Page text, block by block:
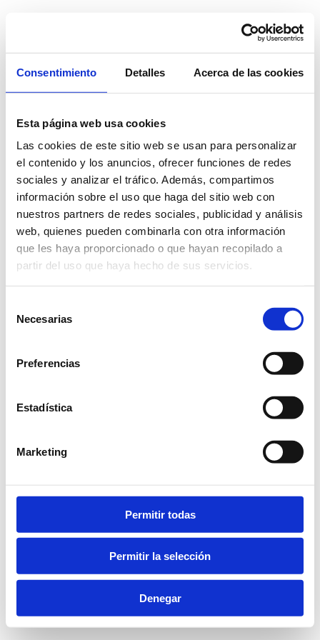
Consentimiento Detalles Acerca de las cookies
Esta página web usa cookies
Las cookies de este sitio web se usan para personalizar
el contenido y los anuncios, ofrecer funciones de redes
sociales y analizar el tráfico. Además, compartimos
información sobre el uso que haga del sitio web con
nuestros partners de redes sociales, publicidad y análisis
web, quienes pueden combinarla con otra información
que les haya proporcionado o que hayan recopilado a
partir del uso que haya hecho de sus servicios.
Necesarias
Preferencias
Estadística
Marketing
Permitir todas
Permitir la selección
Denegar